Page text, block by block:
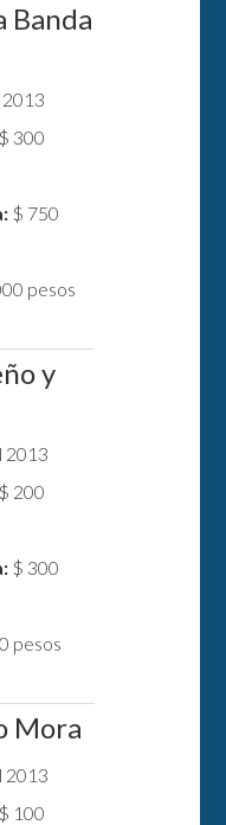
Banda
$ 300
$ 750
pesos
y
2013
$ 200
$ 300
pesos
Mora
2013
$ 100